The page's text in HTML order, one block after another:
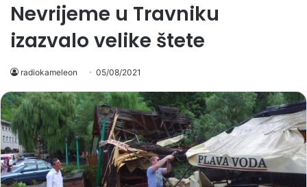
Nevrijeme u Travniku
izazvalo velike štete
radiokameleon 05/08/2021